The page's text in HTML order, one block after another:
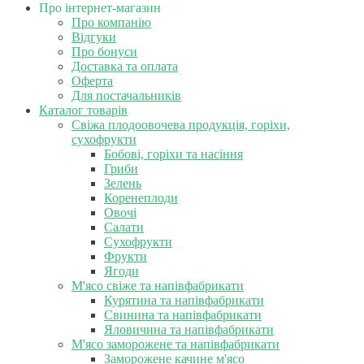
Про інтернет-магазин
Про компанію
Відгуки
Про бонуси
Доставка та оплата
Оферта
Для постачальників
Каталог товарів
Свіжа плодоовочева продукція, горіхи,
сухофрукти
Бобові, горіхи та насіння
Гриби
Зелень
Коренеплоди
Овочі
Салати
Сухофрукти
Фрукти
Ягоди
М'ясо свіже та напівфабрикати
Курятина та напівфабрикати
Свинина та напівфабрикати
Яловичина та напівфабрикати
М'ясо заморожене та напівфабрикати
Заморожене качине м'ясо